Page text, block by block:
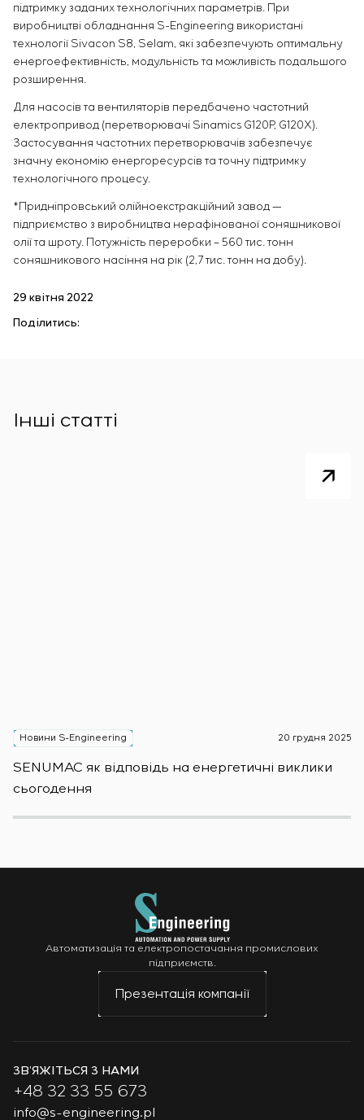
підтримку заданих технологічних параметрів. При
виробництві обладнання S-Engineering використані
технології Sivacon S8, Selam, які забезпечують оптимальну
енергоефективність, модульність та можливість подальшого
розширення.
Для насосів та вентиляторів передбачено частотний
електропривод (перетворювачі Sinamics G120P, G120X).
Застосування частотних перетворювачів забезпечує
значну економію енергоресурсів та точну підтримку
технологічного процесу.
*Придніпровський олійноекстракційний завод —
підприємство з виробництва нерафінованої соняшникової
олії та шроту. Потужність переробки – 560 тис. тонн
соняшникового насіння на рік (2,7 тис. тонн на добу).
29 квітня 2022
Поділитись:
Інші статті
Новини S-Engineering 20 грудня 2025
SENUMAC як відповідь на енергетичні виклики
сьогодення
Автоматизація та електропостачання промислових
підприємств.
Презентація компанії
ЗВ’ЯЖІТЬСЯ З НАМИ
+48 32 33 55 673
info@s-engineering.pl